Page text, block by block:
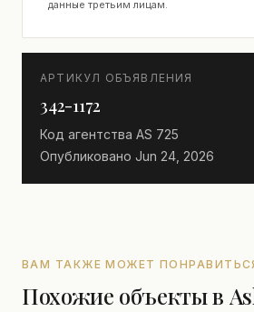
данные третьим лицам.
АРТИКУЛ ОБЪЯВЛЕНИЯ
342-1172
Код агентства AS 725
Опубликовано Jun 24, 2026
ВАМ ТАКЖЕ МОЖЕТ
Похожие объекты в